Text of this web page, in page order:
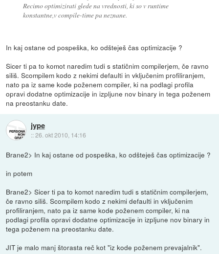
Recimo optimizirati glede na vrednosti, ki so v runtime
konstantne,v compile-time pa neznane.
In kaj ostane od pospeška, ko odšteješ čas optimizacije ?
Sicer ti pa to komot naredim tudi s statičnim compilerjem, če ravno
siliš. Scompilem kodo z nekimi defaulti in vključenim profiliranjem,
nato pa iz same kode poženem compiler, ki na podlagi profila
opravi dodatne optimizacije in izpljune nov binary in tega poženem
na preostanku date.
jype
::26. okt 2010, 14:16
Brane2> In kaj ostane od pospeška, ko odšteješ čas optimizacije ?
in potem
Brane2> Sicer ti pa to komot naredim tudi s statičnim compilerjem,
če ravno siliš. Scompilem kodo z nekimi defaulti in vključenim
profiliranjem, nato pa iz same kode poženem compiler, ki na
podlagi profila opravi dodatne optimizacije in izpljune nov binary in
tega poženem na preostanku date.
JIT je malo manj štorasta reč kot "iz kode poženem prevajalnik".